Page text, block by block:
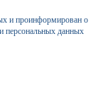
и проинформирован о
персональных данных